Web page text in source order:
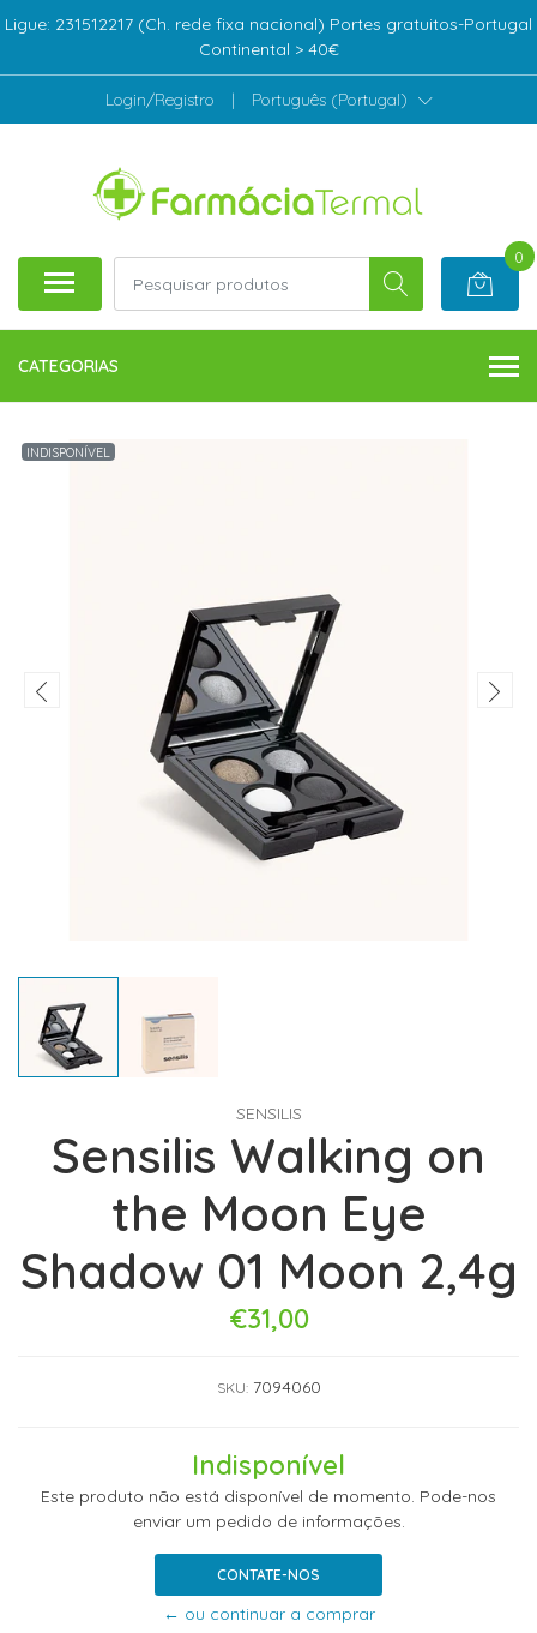
Ligue: 231512217 (Ch. rede fixa nacional) Portes gratuitos-Portugal
Continental > 40€
Login/Registro | Português (Portugal)
0
CATEGORIAS
INDISPONÍVEL
SENSILIS
Sensilis Walking on
the Moon Eye
Shadow 01 Moon 2,4g
€31,00
SKU: 7094060
Indisponível
Este produto não está disponível de momento. Pode-nos
enviar um pedido de informações.
CONTATE-NOS
← ou continuar a comprar